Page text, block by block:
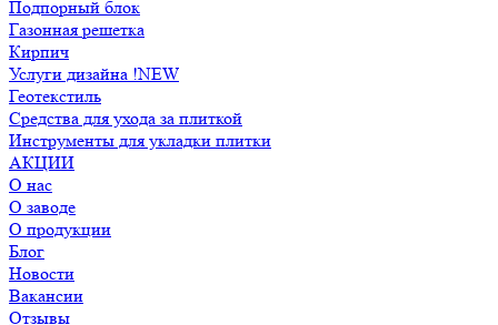
Подпорный блок
Газонная решетка
Кирпич
Услуги дизайна !NEW
Геотекстиль
Средства для ухода за плиткой
Инструменты для укладки плитки
АКЦИИ
О нас
О заводе
О продукции
Блог
Новости
Вакансии
Отзывы